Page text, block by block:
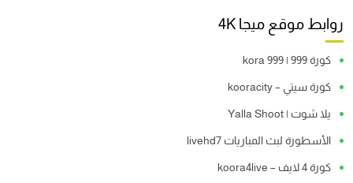
روابط موقع ميجا 4K
كورة 999 | kora 999
كورة سيتي – kooracity
يلا شوت | Yalla Shoot
الأسطورة لبث المباريات livehd7
كورة 4 لايف – koora4live